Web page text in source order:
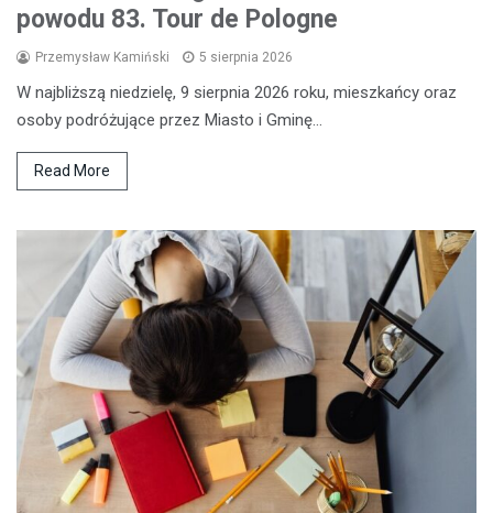
powodu 83. Tour de Pologne
Przemysław Kamiński 5 sierpnia 2026
W najbliższą niedzielę, 9 sierpnia 2026 roku, mieszkańcy oraz
osoby podróżujące przez Miasto i Gminę…
Read More